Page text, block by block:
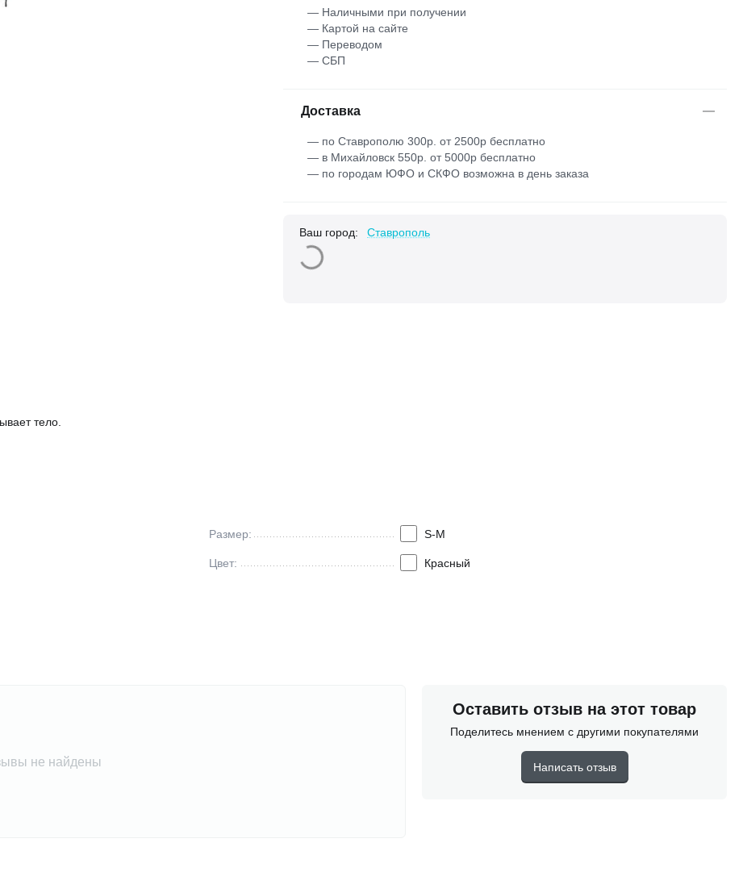
— Наличными при получении
— Картой на сайте
— Переводом
— СБП
Доставка
— по Ставрополю 300р. от 2500р бесплатно
— в Михайловск 550р. от 5000р бесплатно
— по городам ЮФО и СКФО возможна в день заказа
Ваш город: Ставрополь
тело.
Размер: S-M
Цвет: Красный
не найдены
Оставить отзыв на этот товар
Поделитесь мнением с другими покупателями
Написать отзыв